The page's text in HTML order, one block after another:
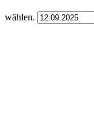
wählen.